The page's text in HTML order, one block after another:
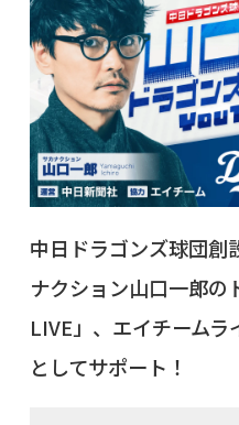
中日ドラゴンズ球団創
ナクション山口一郎
LIVE」、エイチーム
としてサポート！